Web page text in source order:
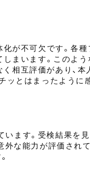
が不可欠です。各
しまいます。このよ
相互評価があり、本
ッとはまったように
ます。受検結果を
外な能力が評価され